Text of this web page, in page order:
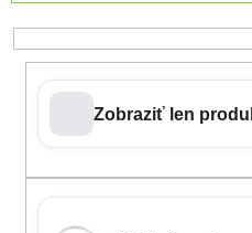
Zobraziť len